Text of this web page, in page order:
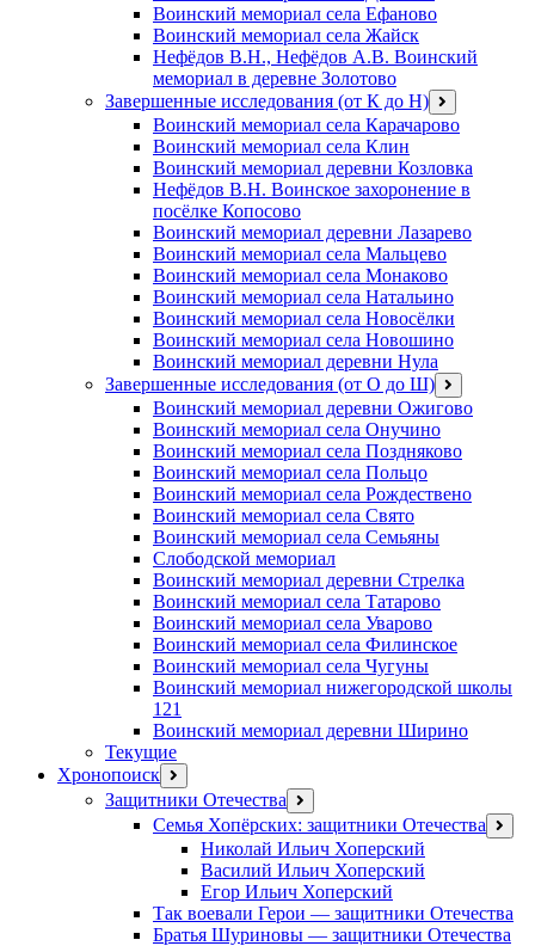
Воинский мемориал села Ефаново
Воинский мемориал села Жайск
Нефёдов В.Н., Нефёдов А.В. Воинский
мемориал в деревне Золотово
Завершенные исследования (от К до Н) открыть
меню
Воинский мемориал села Карачарово
Воинский мемориал села Клин
Воинский мемориал деревни Козловка
Нефёдов В.Н. Воинское захоронение в
посёлке Копосово
Воинский мемориал деревни Лазарево
Воинский мемориал села Мальцево
Воинский мемориал села Монаково
Воинский мемориал села Натальино
Воинский мемориал села Новосёлки
Воинский мемориал села Новошино
Воинский мемориал деревни Нула
Завершенные исследования (от О до Ш) открыть
меню
Воинский мемориал деревни Ожигово
Воинский мемориал села Онучино
Воинский мемориал села Поздняково
Воинский мемориал села Польцо
Воинский мемориал села Рождествено
Воинский мемориал села Свято
Воинский мемориал села Семьяны
Слободской мемориал
Воинский мемориал деревни Стрелка
Воинский мемориал села Татарово
Воинский мемориал села Уварово
Воинский мемориал села Филинское
Воинский мемориал села Чугуны
Воинский мемориал нижегородской школы
121
Воинский мемориал деревни Ширино
Текущие
Хронопоиск открыть
меню
Защитники Отечества открыть
меню
Семья Хопёрских: защитники Отечества
меню
Николай Ильич Хоперский
Василий Ильич Хоперский
Егор Ильич Хоперский
Так воевали Герои — защитники Отечества
Братья Шуриновы — защитники Отечества